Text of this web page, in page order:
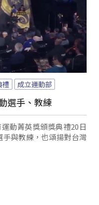
禮 成立運動部
選手、教練
動菁英獎頒獎典禮20日
與教練，也頌揚對台灣